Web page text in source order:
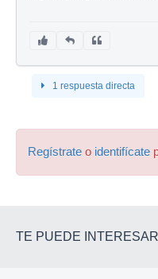
1 respuesta directa
Regístrate o identifícate
TE PUEDE INTERESAR